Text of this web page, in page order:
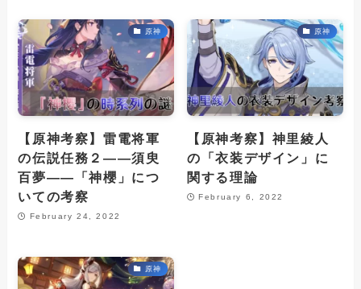
原神
【原神考察】雷電将軍
の伝説任務２——須臾
百夢——「神櫻」につ
いての考察
February 24, 2022
原神
【原神考察】神里綾人
の「衣装デザイン」に
関する理論
February 6, 2022
原神